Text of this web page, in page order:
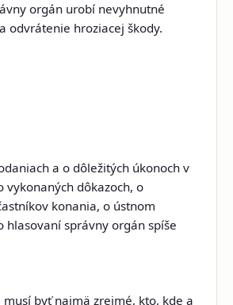
orgán urobí nevyhnutné
odvrátenie hroziacej škody.
a o dôležitých úkonoch v
vykonaných dôkazoch, o
konania, o ústnom
hlasovaní správny orgán spíše
musí byť najmä zrejmé, kto, kde a